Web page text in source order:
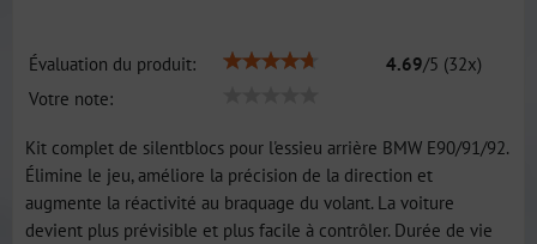
Évaluation du produit: 4.69/5 (32x)
Votre note:
Kit complet de silentblocs pour l'essieu arrière BMW E90/91/92.
Élimine le jeu, améliore la précision de la direction et
augmente la réactivité au braquage du volant. La voiture
devient plus prévisible et plus facile à contrôler. Durée de vie